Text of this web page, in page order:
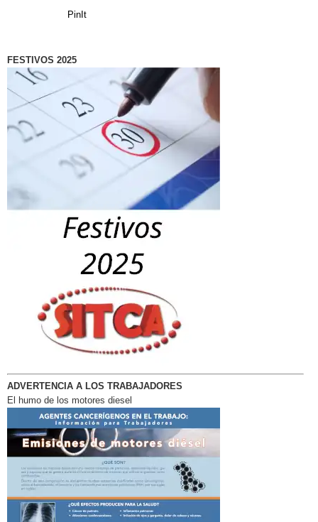
PinIt
FESTIVOS 2025
ADVERTENCIA A LOS TRABAJADORES
El humo de los motores diesel